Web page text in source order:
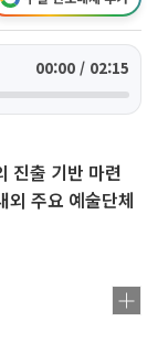
00:00 / 02:15
진출 기반 마련
외 주요 예술단체